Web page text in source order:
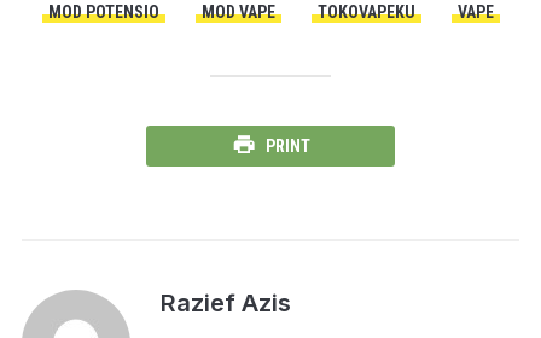
MOD POTENSIO
MOD VAPE TOKOVAPEKU VAPE
PRINT
Razief Azis